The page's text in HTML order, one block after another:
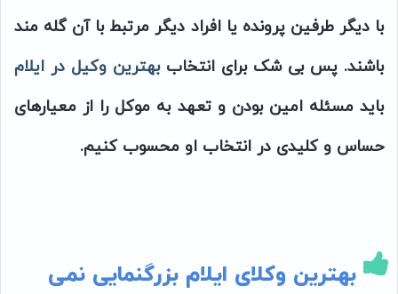
با دیگر طرفین پرونده یا افراد دیگر مرتبط با آن گله مند
باشند. پس بی شک برای انتخاب بهترین وکیل در ایلام
باید مسئله امین بودن و تعهد به موکل را از معیارهای
حساس و کلیدی در انتخاب او محسوب کنیم.
بهترین وکلای ایلام بزرگنمایی نمی